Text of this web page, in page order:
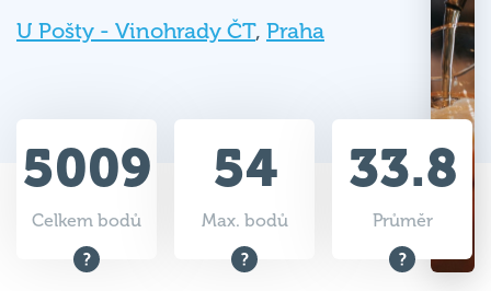
U Pošty - Vinohrady ČT, Praha
5009
Celkem bodů
54
Max. bodů
33.8
Průměr